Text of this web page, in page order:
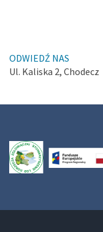
ODWIEDŹ NAS
Ul. Kaliska 2, Chodecz